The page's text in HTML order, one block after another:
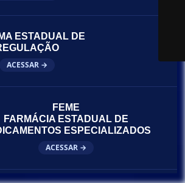
ESTADUAL DE
ACESSAR →
FEME
FARMÁCIA ESTADUAL DE
ESPECIALIZADOS
ACESSAR →